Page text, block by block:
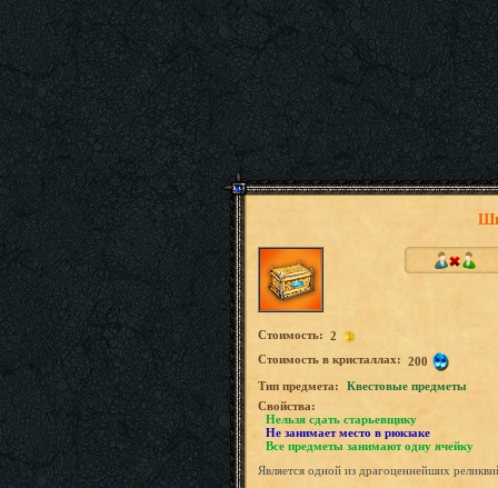
Стоимость: 2
Стоимость в кристаллах: 200
Tип предмета:
Квестовые предметы
Свойства:
Нельзя сдать старьевщику
Не занимает место в рюкзаке
Все предметы занимают одну ячейку
Является одной из драгоценнейших